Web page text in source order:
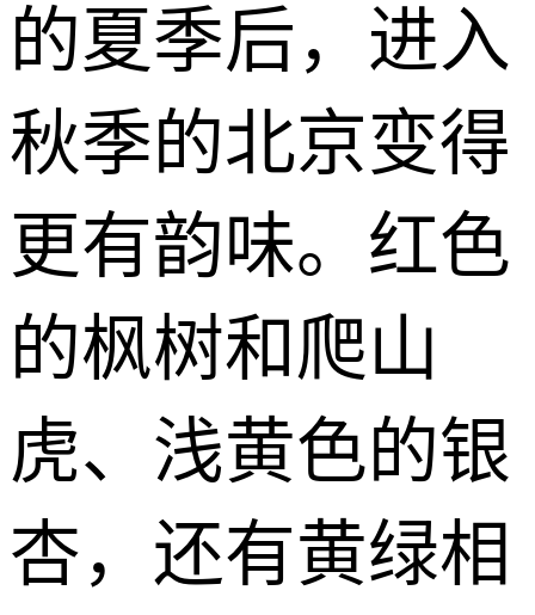
的夏季后，进入
秋季的北京变得
更有韵味。红色
的枫树和爬山
虎、浅黄色的银
杏，还有黄绿相